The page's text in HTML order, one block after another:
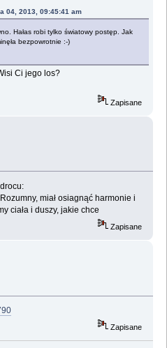
04, 2013, 09:45:41 am
Hałas robi tylko światowy postęp. Jak
bezpowrotnie :-)
Ci jego los?
Zapisane
miał osiagnąć harmonie i
ciała i duszy, jakie chce
Zapisane
Zapisane